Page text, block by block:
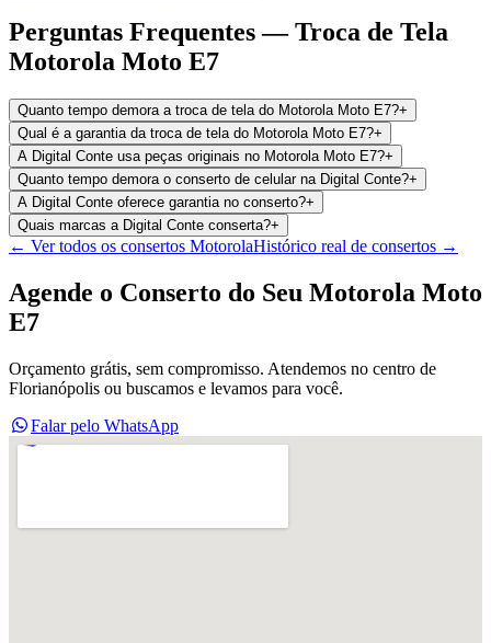
Perguntas Frequentes —Troca de Tela
Motorola Moto E7
Quanto tempo demora a troca de tela do Motorola Moto E7?+
Qual é a garantia da troca de tela do Motorola Moto E7?+
A Digital Conte usa peças originais no Motorola Moto E7?+
Quanto tempo demora o conserto de celular na Digital Conte?+
A Digital Conte oferece garantia no conserto?+
Quais marcas a Digital Conte conserta?+
← Ver todos os consertos MotorolaHistórico real de consertos →
Agende o Conserto do Seu Motorola Moto
E7
Orçamento grátis, sem compromisso. Atendemos no centro de
Florianópolis ou buscamos e levamos para você.
Falar pelo WhatsApp